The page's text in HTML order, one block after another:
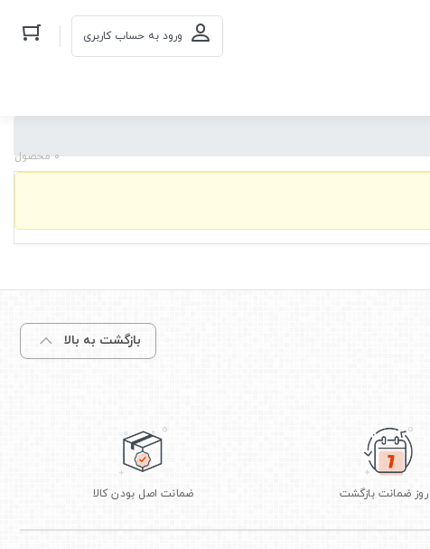
ورود به حساب کاربری
0 محصول
بازگشت به بالا
ضمانت اصل بودن کالا